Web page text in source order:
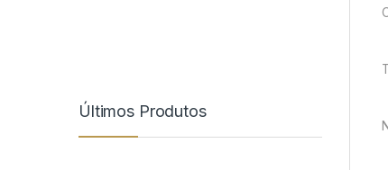
Últimos Produtos